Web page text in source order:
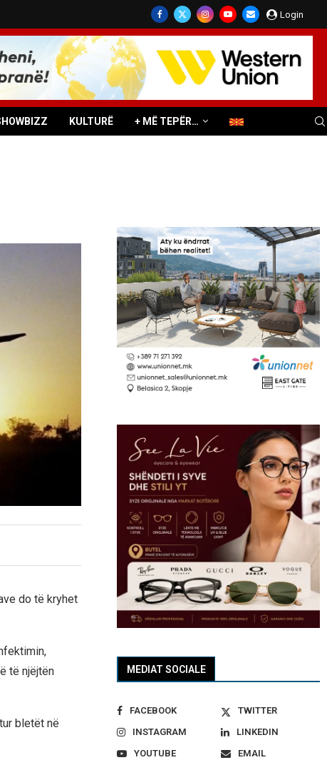
Login
KULTURË + MË TEPËR…
do të kryhet
të njëjtën
bletët në
MEDIAT SOCIALE
FACEBOOK
TWITTER
INSTAGRAM
LINKEDIN
YOUTUBE
EMAIL